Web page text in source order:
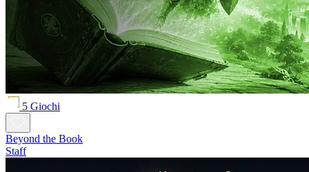
5 Giochi
Beyond the Book
Staff